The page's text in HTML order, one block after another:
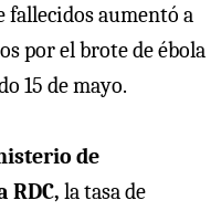
fallecidos aumentó a
por el brote de ébola
15 de mayo.
de
RDC, la tasa de